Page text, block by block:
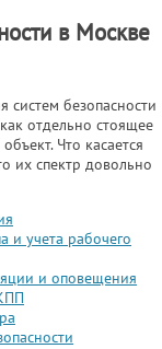
в Москве
систем безопасности
отдельно стоящее
Что касается
их спектр довольно
и учета рабочего
и оповещения